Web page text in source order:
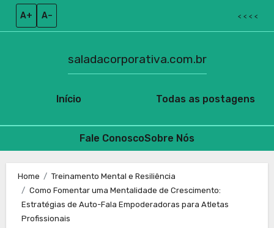
A+ A– < < < <
Início
saladacorporativa.com.br
Todas as postagens
Fale ConoscoSobre Nós
content
Home
Treinamento Mental e Resiliência
Como Fomentar uma Mentalidade de Crescimento:
Estratégias de Auto-Fala Empoderadoras para Atletas
Profissionais